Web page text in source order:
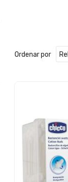
Ordenar por